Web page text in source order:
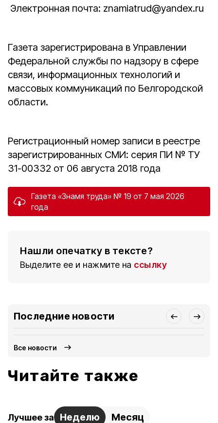
Электронная почта: znamiatrud@yandex.ru
Газета зарегистрирована в Управлении
Федеральной службы по надзору в сфере
связи, информационных технологий и
массовых коммуникаций по Белгородской
области.
Регистрационный номер записи в реестре
зарегистрированных СМИ: серия ПИ № ТУ
31-00332 от 06 августа 2018 года
Газета «Знамя труда» № 19 от 7 мая 2026
года
Нашли опечатку в тексте?
Выделите ее и нажмите на ссылку
Последние новости
Все новости
Читайте также
Лучшее за Неделю Месяц